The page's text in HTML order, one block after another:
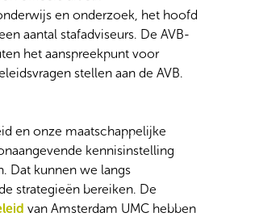
en onderzoek, het hoofd
aantal stafadviseurs. De AVB-
het aanspreekpunt voor
stellen aan de AVB.
en onze maatschappelijke
kennisinstelling
Dat kunnen we langs
strategieën bereiken. De
van Amsterdam UMC hebben